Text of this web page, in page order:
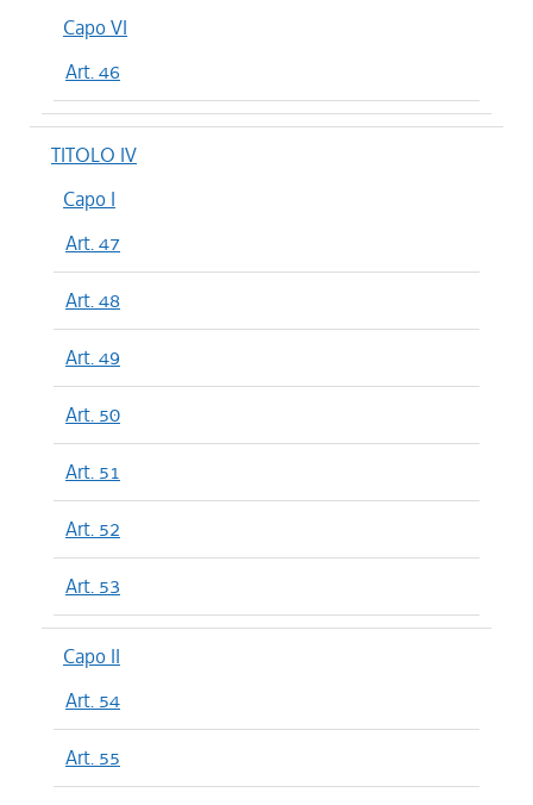
Capo VI
Art. 46
TITOLO IV
Capo I
Art. 47
Art. 48
Art. 49
Art. 50
Art. 51
Art. 52
Art. 53
Capo II
Art. 54
Art. 55